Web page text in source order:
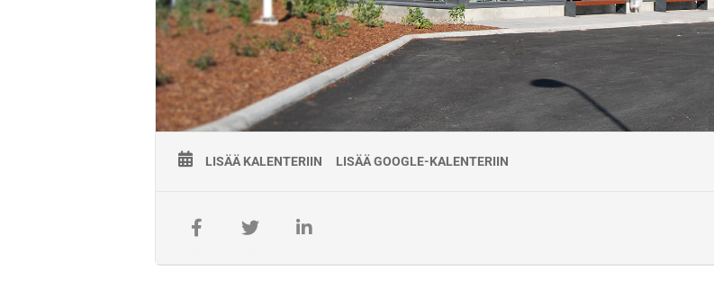
LISÄÄ KALENTERIIN LISÄÄ GOOGLE-KALENTERIIN